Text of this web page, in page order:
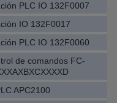
PLC IO 132F0007
IO 132F0017
PLC IO 132F0060
de comandos FC-
APC2100